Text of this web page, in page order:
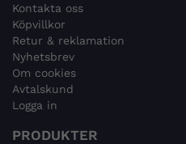
Kontakta oss
Köpvillkor
Retur & reklamation
Nyhetsbrev
Om cookies
Avtalskund
Logga in
PRODUKTER